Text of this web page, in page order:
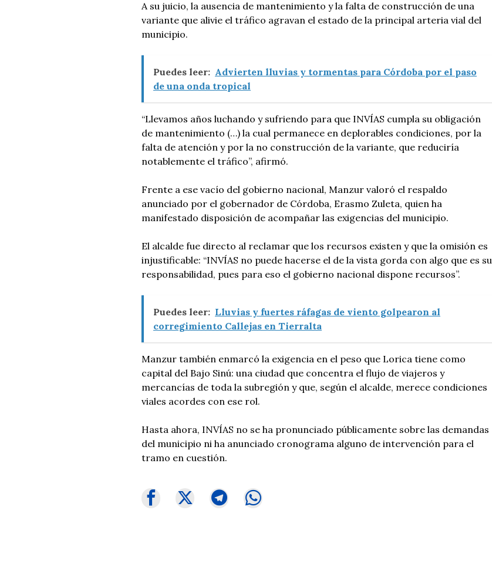
A su juicio, la ausencia de mantenimiento y la falta de construcción de una
variante que alivie el tráfico agravan el estado de la principal arteria vial del
municipio.
Puedes leer: Advierten lluvias y tormentas para Córdoba por el paso
de una onda tropical
“Llevamos años luchando y sufriendo para que INVÍAS cumpla su obligación
de mantenimiento (…) la cual permanece en deplorables condiciones, por la
falta de atención y por la no construcción de la variante, que reduciría
notablemente el tráfico”, afirmó.
Frente a ese vacío del gobierno nacional, Manzur valoró el respaldo
anunciado por el gobernador de Córdoba, Erasmo Zuleta, quien ha
manifestado disposición de acompañar las exigencias del municipio.
El alcalde fue directo al reclamar que los recursos existen y que la omisión es
injustificable: “INVÍAS no puede hacerse el de la vista gorda con algo que es su
responsabilidad, pues para eso el gobierno nacional dispone recursos”.
Puedes leer: Lluvias y fuertes ráfagas de viento golpearon al
corregimiento Callejas en Tierralta
Manzur también enmarcó la exigencia en el peso que Lorica tiene como
capital del Bajo Sinú: una ciudad que concentra el flujo de viajeros y
mercancías de toda la subregión y que, según el alcalde, merece condiciones
viales acordes con ese rol.
Hasta ahora, INVÍAS no se ha pronunciado públicamente sobre las demandas
del municipio ni ha anunciado cronograma alguno de intervención para el
tramo en cuestión.